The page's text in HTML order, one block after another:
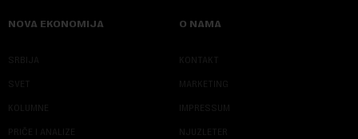
NOVA EKONOMIJA
SRBIJA
SVET
KOLUMNE
PRIČE I ANALIZE
O NAMA
KONTAKT
MARKETING
IMPRESSUM
NJUZLETER